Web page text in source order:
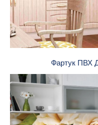
Фартук ПВХ